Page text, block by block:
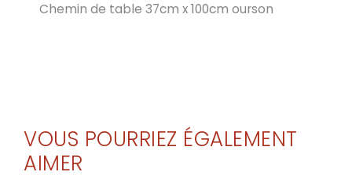
Chemin de table 37cm x 100cm ourson
VOUS POURRIEZ ÉGALEMENT
AIMER